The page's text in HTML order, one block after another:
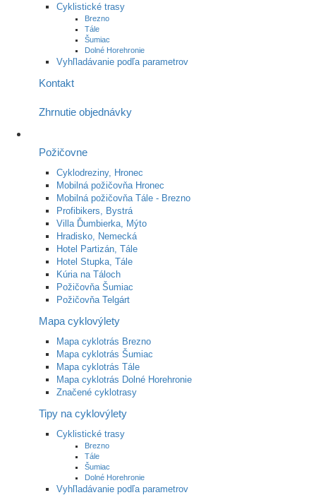
Cyklistické trasy
Brezno
Tále
Šumiac
Dolné Horehronie
Vyhľladávanie podľa parametrov
Kontakt
Zhrnutie objednávky
Požičovne
Cyklodreziny, Hronec
Mobilná požičovňa Hronec
Mobilná požičovňa Tále - Brezno
Profibikers, Bystrá
Villa Ďumbierka, Mýto
Hradisko, Nemecká
Hotel Partizán, Tále
Hotel Stupka, Tále
Kúria na Táloch
Požičovňa Šumiac
Požičovňa Telgárt
Mapa cyklovýlety
Mapa cyklotrás Brezno
Mapa cyklotrás Šumiac
Mapa cyklotrás Tále
Mapa cyklotrás Dolné Horehronie
Značené cyklotrasy
Tipy na cyklovýlety
Cyklistické trasy
Brezno
Tále
Šumiac
Dolné Horehronie
Vyhľladávanie podľa parametrov